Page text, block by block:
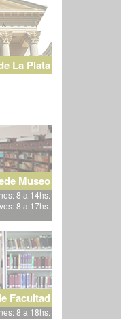
La Plata
Museo
8 a 14hs.
8 a 17hs.
Facultad
8 a 18hs.